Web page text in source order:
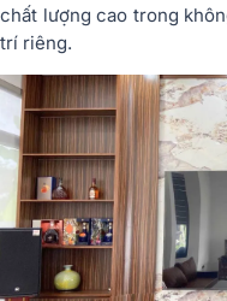
chất lượng cao trong
trí riêng.